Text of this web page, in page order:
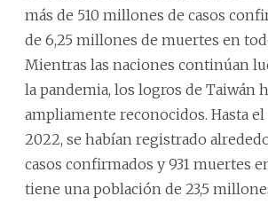
más de 510 millones de casos
de 6,25 millones de muertes en
Mientras las naciones continúan
la pandemia, los logros de Taiwán
ampliamente reconocidos. Hasta el
2022, se habían registrado
casos confirmados y 931 muertes
tiene una población de 23,5